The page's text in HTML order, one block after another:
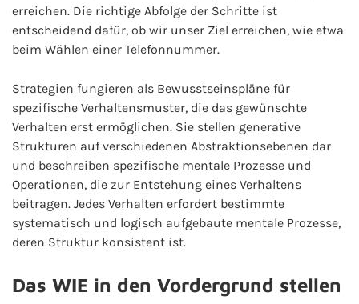
erreichen. Die richtige Abfolge der Schritte ist
entscheidend dafür, ob wir unser Ziel erreichen, wie etwa
beim Wählen einer Telefonnummer.
Strategien fungieren als Bewusstseinspläne für
spezifische Verhaltensmuster, die das gewünschte
Verhalten erst ermöglichen. Sie stellen generative
Strukturen auf verschiedenen Abstraktionsebenen dar
und beschreiben spezifische mentale Prozesse und
Operationen, die zur Entstehung eines Verhaltens
beitragen. Jedes Verhalten erfordert bestimmte
systematisch und logisch aufgebaute mentale Prozesse,
deren Struktur konsistent ist.
Das WIE in den Vordergrund stellen